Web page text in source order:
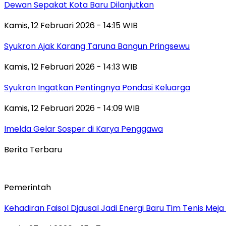
Dewan Sepakat Kota Baru Dilanjutkan
Kamis, 12 Februari 2026 - 14:15 WIB
Syukron Ajak Karang Taruna Bangun Pringsewu
Kamis, 12 Februari 2026 - 14:13 WIB
Syukron Ingatkan Pentingnya Pondasi Keluarga
Kamis, 12 Februari 2026 - 14:09 WIB
Imelda Gelar Sosper di Karya Penggawa
Berita Terbaru
Pemerintah
Kehadiran Faisol Djausal Jadi Energi Baru Tim Tenis